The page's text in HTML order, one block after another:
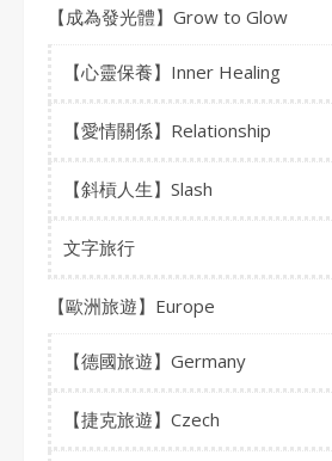
【成為發光體】Grow to Glow
【心靈保養】Inner Healing
【愛情關係】Relationship
【斜槓人生】Slash
文字旅行
【歐洲旅遊】Europe
【德國旅遊】Germany
【捷克旅遊】Czech